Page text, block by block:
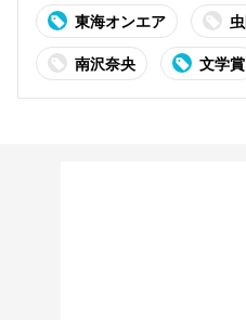
東海オンエア
南沢奈央 文学賞